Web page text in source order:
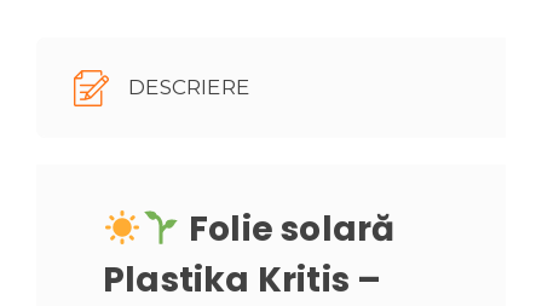
tuneluri
DESCRIERE
Folie solară
Plastika Kritis –